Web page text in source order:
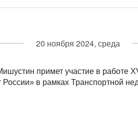
20 ноября 2024, среда
примет участие в работе
в рамках Транспортной